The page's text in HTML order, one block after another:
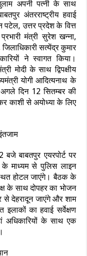
अपनी पत्नी के साथ
अंतरराष्ट्रीय हवाई
पटेल, उत्तर प्रदेश के वित्त
मंत्री सुरेश खन्ना,
सत्येंद्र कुमार
ने स्वागत किया।
मोदी के साथ द्विपक्षीय
योगी आदित्यनाथ के
दिन 12 सितम्बर की
काशी से अयोध्या के लिए
बजे बाबतपुर एयरपोर्ट पर
माध्यम से पुलिस लाइन
होटल जाएंगे। बैठक के
के साथ दोपहर का भोजन
देहरादून जाएंगे और शाम
का हवाई सर्वेक्षण
अधिकारियों के साथ एक